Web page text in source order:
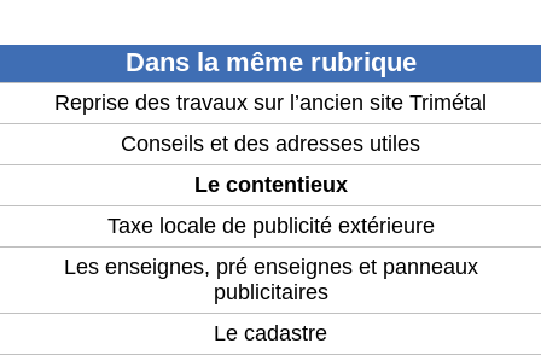
Dans la même rubrique
Reprise des travaux sur l’ancien site Trimétal
Conseils et des adresses utiles
Le contentieux
Taxe locale de publicité extérieure
Les enseignes, pré enseignes et panneaux
publicitaires
Le cadastre